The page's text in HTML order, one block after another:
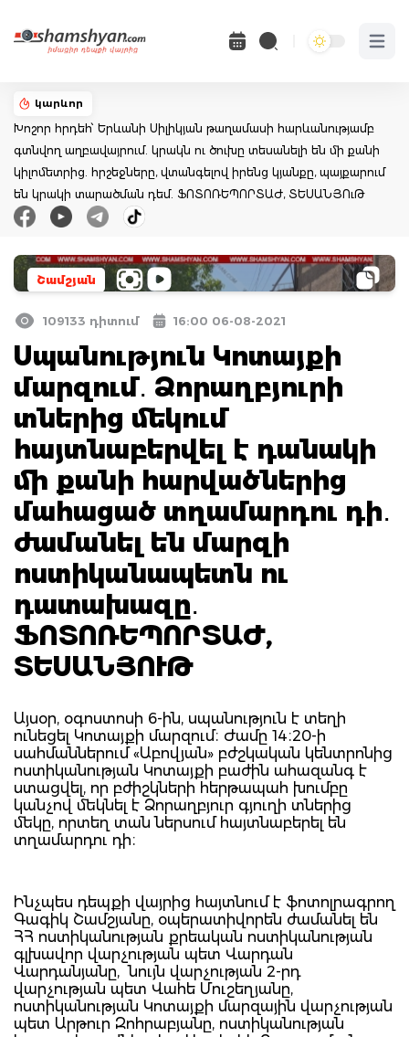
Open
կարևոր
Խոշոր հրդեհ՝ Երևանի Սիլիկյան թաղամասի հարևանությամբ
գտնվող աղբավայրում. կրակն ու ծուխը տեսանելի են մի քանի
կիլոմետրից. հրշեջները, վտանգելով իրենց կյանքը, պայքարում
են կրակի տարածման դեմ. ՖՈՏՈՌԵՊՈՐՏԱԺ, ՏԵՍԱՆՅՈւԹ
Շամշյան
109133 դիտում 16:00 06-08-2021
Սպանություն Կոտայքի
մարզում․ Ձորաղբյուրի
տներից մեկում
հայտնաբերվել է դանակի
մի քանի հարվածներից
մահացած տղամարդու դի․
ժամանել են մարզի
ոստիկանապետն ու
դատախազը․
ՖՈՏՈՌԵՊՈՐՏԱԺ,
ՏԵՍԱՆՅՈՒԹ
Այսօր, օգոստոսի 6-ին, սպանություն է տեղի
ունեցել Կոտայքի մարզում։ Ժամը 14։20-ի
սահմաններում «Աբովյան» բժշկական կենտրոնից
ոստիկանության Կոտայքի բաժին ահազանգ է
ստացվել, որ բժիշկների հերթապահ խումբը
կանչով մեկնել է Ձորաղբյուր գյուղի տներից
մեկը, որտեղ տան ներսում հայտնաբերել են
տղամարդու դի։
Ինչպես դեպքի վայրից հայտնում է ֆոտոլրագրող
Գագիկ Շամշյանը, օպերատիվորեն ժամանել են
ՀՀ ոստիկանության քրեական ոստիկանության
գլխավոր վարչության պետ Վարդան
Վարդանյանը, նույն վարչության 2-րդ
վարչության պետ Վահե Մուշեղյանը,
ոստիկանության Կոտայքի մարզային վարչության
պետ Արթուր Զոհրաբյանը, ոստիկանության